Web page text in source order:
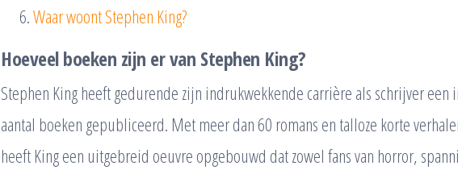
Waar woont Stephen King?
Hoeveel boeken zijn er van Stephen King?
Stephen King heeft gedurende zijn indrukwekkende carrière als schrijver een
aantal boeken gepubliceerd. Met meer dan 60 romans en talloze korte
heeft King een uitgebreid oeuvre opgebouwd dat zowel fans van horror,